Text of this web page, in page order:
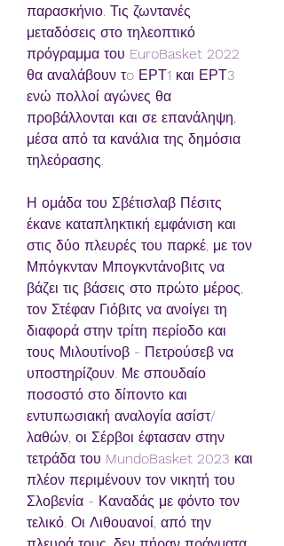
παρασκήνιο. Τις ζωντανές
μεταδόσεις στο τηλεοπτικό
πρόγραμμα του EuroBasket 2022
θα αναλάβουν τo ΕΡΤ1 και ΕΡΤ3
ενώ πολλοί αγώνες θα
προβάλλονται και σε επανάληψη,
μέσα από τα κανάλια της δημόσια
τηλεόρασης.
Η ομάδα του Σβέτισλαβ Πέσιτς
έκανε καταπληκτική εμφάνιση και
στις δύο πλευρές του παρκέ, με τον
Μπόγκνταν Μπογκντάνοβιτς να
βάζει τις βάσεις στο πρώτο μέρος,
τον Στέφαν Γιόβιτς να ανοίγει τη
διαφορά στην τρίτη περίοδο και
τους Μιλουτίνοβ - Πετρούσεβ να
υποστηρίζουν. Με σπουδαίο
ποσοστό στο δίποντο και
εντυπωσιακή αναλογία ασίστ/
λαθών, οι Σέρβοι έφτασαν στην
τετράδα του MundoBasket 2023 και
πλέον περιμένουν τον νικητή του
Σλοβενία - Καναδάς με φόντο τον
τελικό. Οι Λιθουανοί, από την